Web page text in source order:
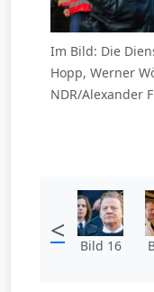
Im Bild: Die
Hopp, Werner
NDR/Alexander
< Bild 16